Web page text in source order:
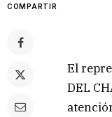
COMPARTIR
El
DEL